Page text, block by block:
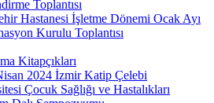
Toplantısı
Hastanesi İşletme Dönemi Ocak Ayı
Kurulu Toplantısı
Kitapçıkları
2024 İzmir Katip Çelebi
Çocuk Sağlığı ve Hastalıkları